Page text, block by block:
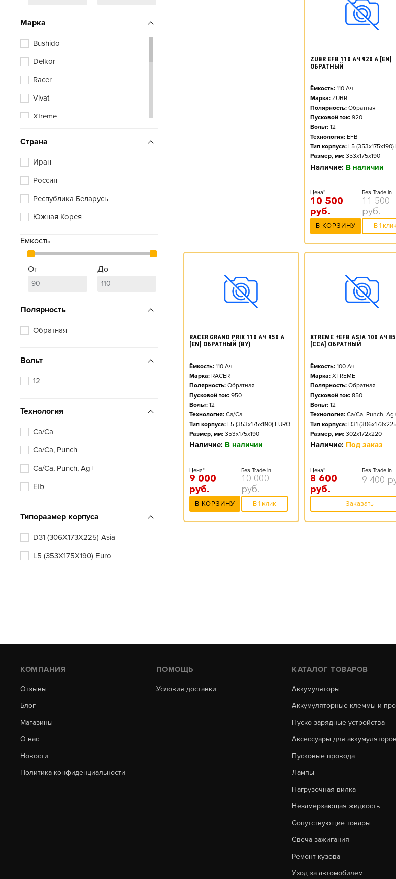
Марка
Bushido
Delkor
Racer
Vivat
Xtreme
Страна
Иран
Россия
Республика Беларусь
Южная Корея
Емкость
От До
Полярность
Обратная
Вольт
12
Технология
Ca/Ca
Ca/Ca, Punch
Ca/Ca, Punch, Ag+
Efb
Типоразмер корпуса
D31 (306X173X225) Asia
L5 (353X175X190) Euro
ZUBR EFB 110 АЧ 920 А [EN]
ОБРАТНЫЙ
Ёмкость: 110 Ач
Марка: ZUBR
Полярность: Обратная
Пусковой ток: 920
Вольт: 12
Технология: EFB
Тип корпуса: L5 (353x175x190)
Размер, мм: 353x175x190
Наличие: В наличии
Цена*
10 500
руб.
Без Trade-in
11 500
руб.
В КОРЗИНУ В 1
RACER GRAND PRIX 110 АЧ 950 А
[EN] ОБРАТНЫЙ (BY)
Ёмкость: 110 Ач
Марка: RACER
Полярность: Обратная
Пусковой ток: 950
Вольт: 12
Технология: Ca/Ca
Тип корпуса: L5 (353x175x190) EURO
Размер, мм: 353x175x190
Наличие: В наличии
Цена*
9 000
руб.
Без Trade-in
10 000
руб.
В КОРЗИНУ В 1 клик
XTREME +EFB ASIA 100 АЧ
[CCA] ОБРАТНЫЙ
Ёмкость: 100 Ач
Марка: XTREME
Полярность: Обратная
Пусковой ток: 850
Вольт: 12
Технология: Ca/Ca, Punch,
Тип корпуса: D31
Размер, мм: 302x172x220
Наличие: Под заказ
Цена*
8 600
руб.
Без Trade-in
9 400
Заказать
КОМПАНИЯ
Отзывы
Блог
Магазины
О нас
Новости
Политика конфиденциальности
ПОМОЩЬ
Условия доставки
КАТАЛОГ ТОВАРОВ
Аккумуляторы
Аккумуляторные клеммы и
Пуско-зарядные устройства
Аксессуары для аккумуляторов
Пусковые провода
Лампы
Нагрузочная вилка
Незамерзающая жидкость
Сопутствующие товары
Свеча зажигания
Ремонт кузова
Уход за автомобилем